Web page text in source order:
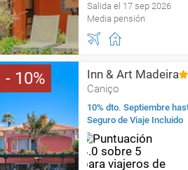
Salida el 17 sep 2026
Media pensión
10 Inn & Art Madeira
Caniço
10% dto. Septiembre
Seguro de Viaje Incluido